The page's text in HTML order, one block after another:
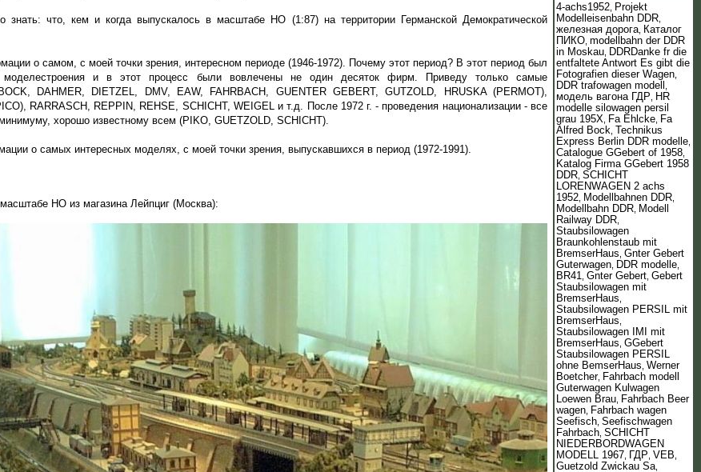
знать: что, кем и когда выпускалось в масштабе HO (1:87) на территории Германской Демократической
о самом, с моей точки зрения, интересном периоде (1946-1972). Почему этот период? В этот период был
моделестроения и в этот процесс были вовлечены не один десяток фирм. Приведу только самые
DAHMER, DIETZEL, DMV, EAW, FAHRBACH, GUENTER GEBERT, GUTZOLD, HRUSKA (PERMOT),
RARRASCH, REPPIN, REHSE, SCHICHT, WEIGEL и т.д. После 1972 г. - проведения национализации - все
хорошо известному всем (PIKO, GUETZOLD, SCHICHT).
о самых интересных моделях, с моей точки зрения, выпускавшихся в период (1972-1991).
HO из магазина Лейпциг (Москва):
4-achs1952 Projekt
Modelleisenbahn DDR
железная дорога Каталог
ПИКО modellbahn der DDR
in Moskau DDRDanke fr die
entfaltete Antwort Es gibt die
Fotografien dieser Wagen
DDR trafowagen modell
модель вагона ГДР HR
modelle silowagen persil
grau 195Х Fa Ehlcke Fa
Alfred Bock Technikus
Express Berlin DDR modelle
Catalogue GGebert of 1958
Katalog Firma GGebert 1958
DDR SCHICHT
LORENWAGEN 2 achs
1952 Modellbahnen DDR
Modellbahn DDR Modell
Railway DDR
Staubsilowagen
Braunkohlenstaub mit
BremserHaus Gnter Gebert
Guterwagen DDR modelle
BR41 Gnter Gebert Gebert
Staubsilowagen mit
BremserHaus
Staubsilowagen PERSIL mit
BremserHaus
Staubsilowagen IMI mit
BremserHaus GGebert
Staubsilowagen PERSIL
ohne BemserHaus Werner
Boetcher, Fahrbach modell
Guterwagen Kulwagen
Loewen Brau Fahrbach Beer
wagen Fahrbach wagen
Seefisch Seefischwagen
Fahrbach SCHICHT
NIEDERBORDWAGEN
MODELL 1967 ГДР VEB
Guetzold Zwickau Sa